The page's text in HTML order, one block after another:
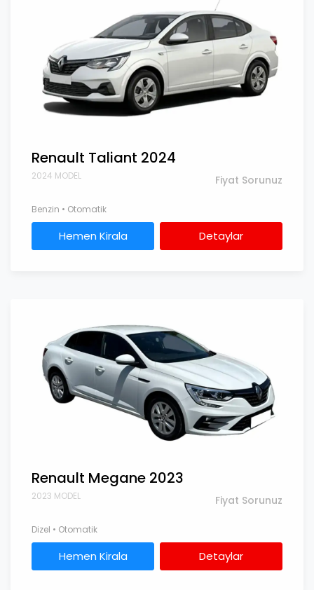
Renault Taliant 2024
2024 MODEL Fiyat Sorunuz
Benzin • Otomatik
Hemen Kirala Detaylar
Renault Megane 2023
2023 MODEL Fiyat Sorunuz
Dizel • Otomatik
Hemen Kirala Detaylar